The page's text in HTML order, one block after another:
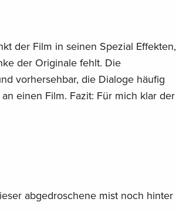
der Film in seinen Spezial Effekten,
der Originale fehlt. Die
vorhersehbar, die Dialoge häufig
einen Film. Fazit: Für mich klar der
abgedroschene mist noch hinter